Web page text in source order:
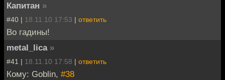
Капитан »
#40 | 18.11.10 17:53 | ответить
Во гадины!
metal_lica »
#41 | 18.11.10 17:58 | ответить
Кому: Goblin, #38